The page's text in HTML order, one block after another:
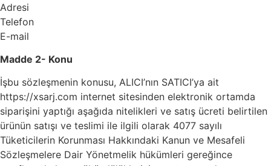
Adresi
Telefon
E-mail
Madde 2- Konu
İşbu sözleşmenin konusu, ALICI’nın SATICI’ya ait
https://xsarj.com internet sitesinden elektronik ortamda
siparişini yaptığı aşağıda nitelikleri ve satış ücreti belirtilen
ürünün satışı ve teslimi ile ilgili olarak 4077 sayılı
Tüketicilerin Korunması Hakkındaki Kanun ve Mesafeli
Sözleşmelere Dair Yönetmelik hükümleri gereğince